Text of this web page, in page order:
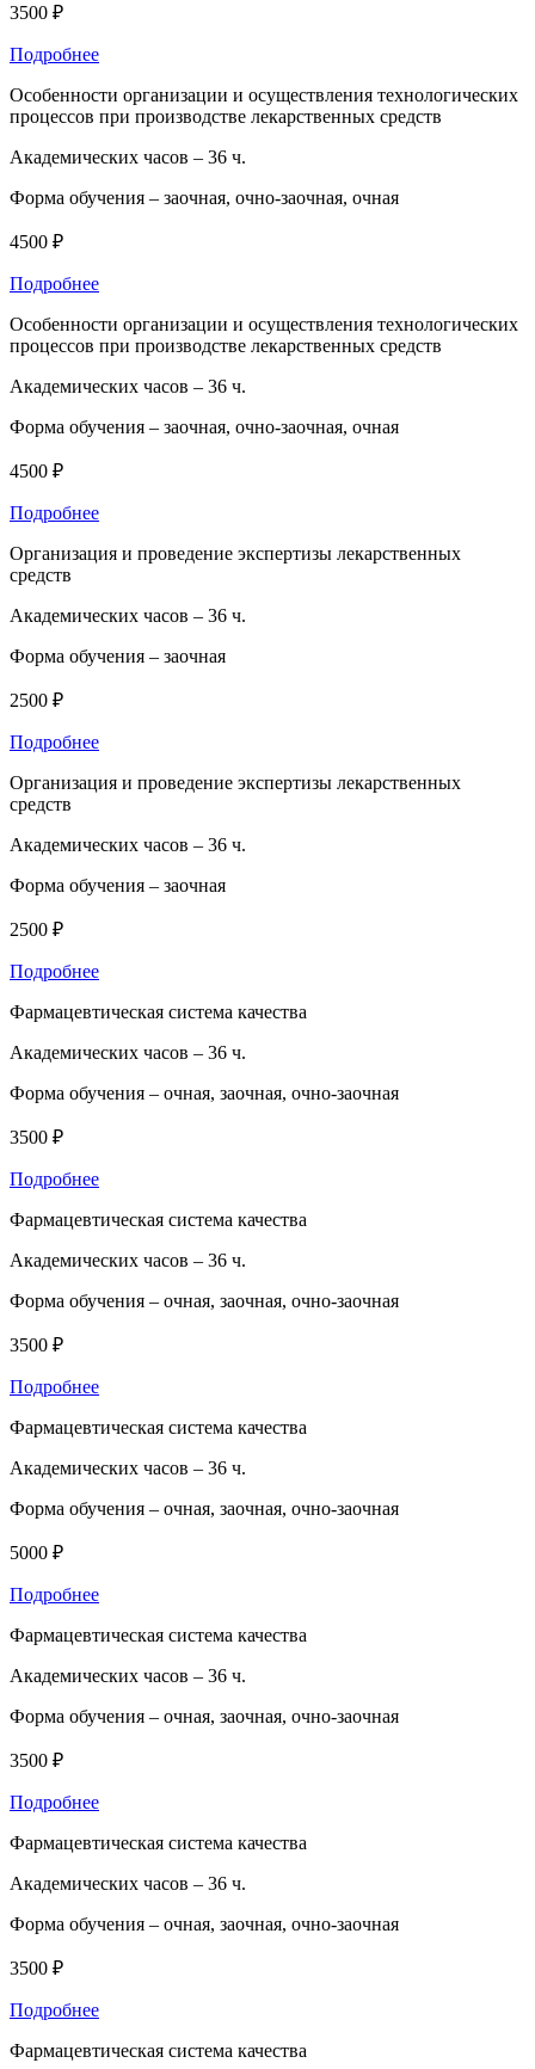
3500 ₽
Подробнее
Особенности организации и осуществления технологических
процессов при производстве лекарственных средств
Академических часов – 36 ч.
Форма обучения – заочная, очно-заочная, очная
4500 ₽
Подробнее
Особенности организации и осуществления технологических
процессов при производстве лекарственных средств
Академических часов – 36 ч.
Форма обучения – заочная, очно-заочная, очная
4500 ₽
Подробнее
Организация и проведение экспертизы лекарственных
средств
Академических часов – 36 ч.
Форма обучения – заочная
2500 ₽
Подробнее
Организация и проведение экспертизы лекарственных
средств
Академических часов – 36 ч.
Форма обучения – заочная
2500 ₽
Подробнее
Фармацевтическая система качества
Академических часов – 36 ч.
Форма обучения – очная, заочная, очно-заочная
3500 ₽
Подробнее
Фармацевтическая система качества
Академических часов – 36 ч.
Форма обучения – очная, заочная, очно-заочная
3500 ₽
Подробнее
Фармацевтическая система качества
Академических часов – 36 ч.
Форма обучения – очная, заочная, очно-заочная
5000 ₽
Подробнее
Фармацевтическая система качества
Академических часов – 36 ч.
Форма обучения – очная, заочная, очно-заочная
3500 ₽
Подробнее
Фармацевтическая система качества
Академических часов – 36 ч.
Форма обучения – очная, заочная, очно-заочная
3500 ₽
Подробнее
Фармацевтическая система качества